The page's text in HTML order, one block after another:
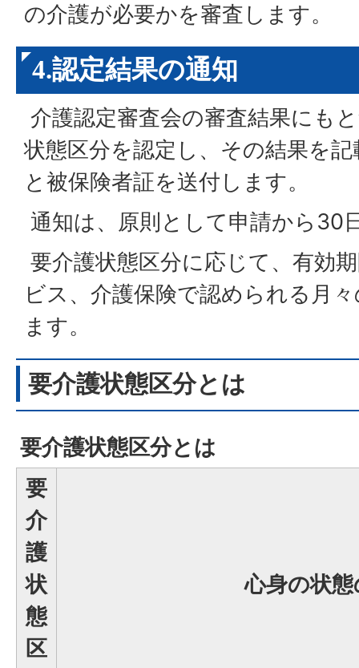
の介護が必要かを審査します。
4.認定結果の通知
介護認定審査会の審査結果にも
状態区分を認定し、その結果を
と被保険者証を送付します。
通知は、原則として申請から30
要介護状態区分に応じて、有効
ビス、介護保険で認められる月
ます。
要介護状態区分とは
要介護状態区分とは
要
介
護
状
態
区
心身の状態